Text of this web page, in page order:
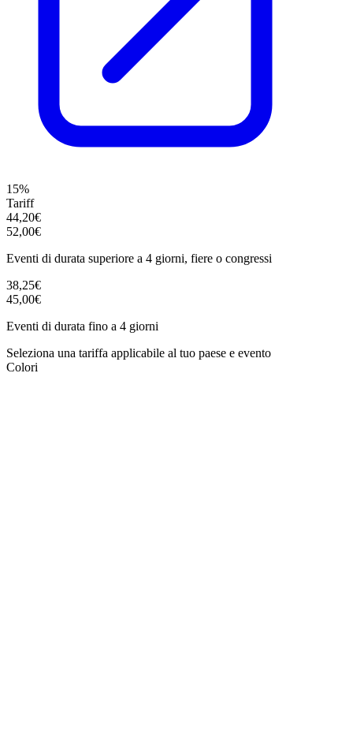
15%
Tariff
44,20€
52,00€
Eventi di durata superiore a 4 giorni, fiere o congressi
38,25€
45,00€
Eventi di durata fino a 4 giorni
Seleziona una tariffa applicabile al tuo paese e evento
Colori